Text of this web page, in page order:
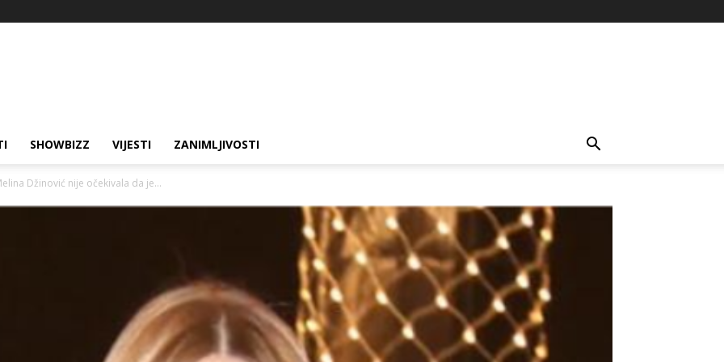
SHOWBIZZ VIJESTI ZANIMLJIVOSTI
Džinović nije očekivala da je...